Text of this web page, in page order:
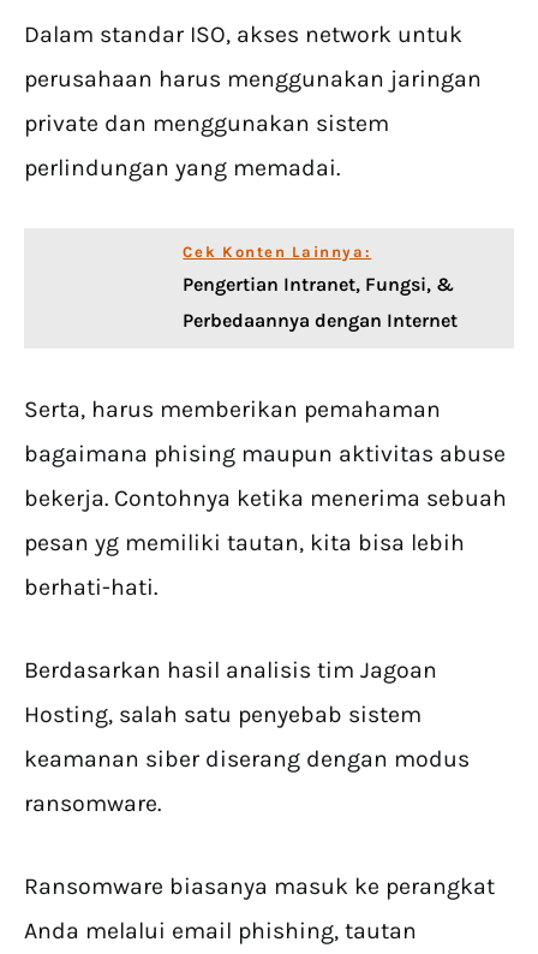
Dalam standar ISO, akses network untuk
perusahaan harus menggunakan jaringan
private dan menggunakan sistem
perlindungan yang memadai.
Cek Konten Lainnya:
Pengertian Intranet, Fungsi, &
Perbedaannya dengan Internet
Serta, harus memberikan pemahaman
bagaimana phising maupun aktivitas abuse
bekerja. Contohnya ketika menerima sebuah
pesan yg memiliki tautan, kita bisa lebih
berhati-hati.
Berdasarkan hasil analisis tim Jagoan
Hosting, salah satu penyebab sistem
keamanan siber diserang dengan modus
ransomware.
Ransomware biasanya masuk ke perangkat
Anda melalui email phishing, tautan